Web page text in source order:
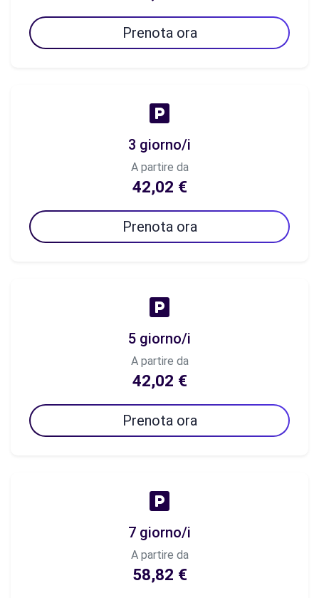
Prenota ora
3 giorno/i
A partire da
42,02 €
Prenota ora
5 giorno/i
A partire da
42,02 €
Prenota ora
7 giorno/i
A partire da
58,82 €